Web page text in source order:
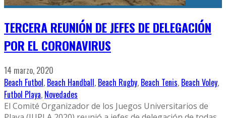
TERCERA REUNIÓN DE JEFES DE DELEGACIÓN
POR EL CORONAVIRUS
14 marzo, 2020
Beach Futbol, Beach Handball, Beach Rugby, Beach Tenis, Beach Voley,
Futbol Playa, Novedades
El Comité Organizador de los Juegos Universitarios de